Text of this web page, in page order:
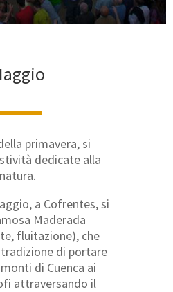
primavera, si
dedicate alla
natura.
a Cofrentes, si
Maderada
fluitazione), che
tradizione di portare
di Cuenca ai
attraversando il